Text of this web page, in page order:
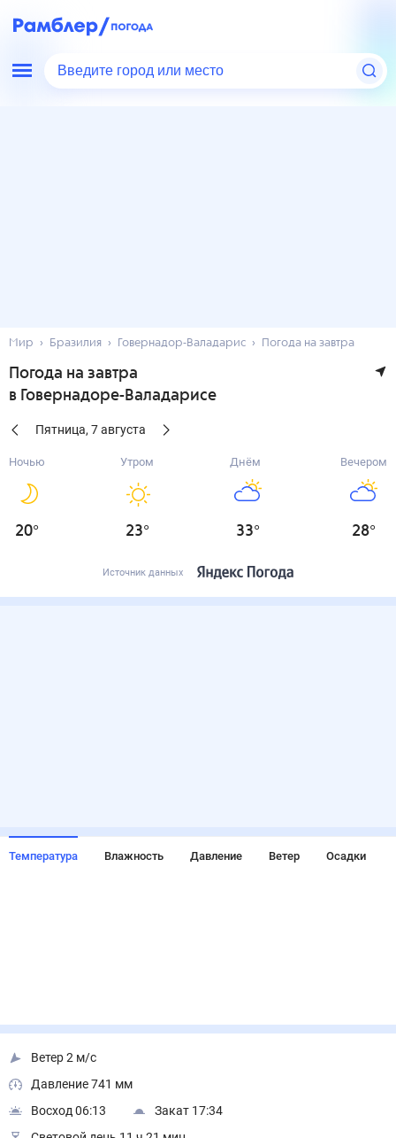
Введите город или место
Мир Бразилия Говернадор-Валадарис Погода на завтра
Погода на завтра
в Говернадоре-Валадарисе
Пятница, 7августа
Ночью
20°
Утром
23°
Днём
33°
Вечером
28°
Источник данных
Температура Влажность Давление Ветер Осадки
Ветер 2 м/с
Давление 741 мм
Восход 06:13
Закат 17:34